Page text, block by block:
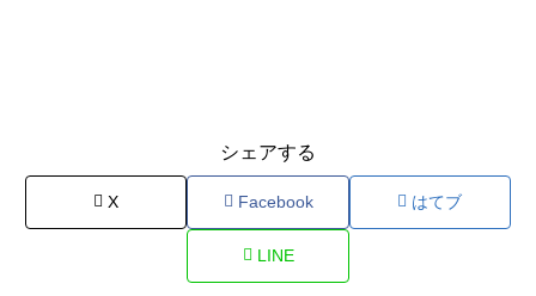
シェアする
X Facebook はてブ
LINE